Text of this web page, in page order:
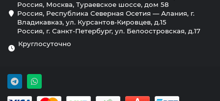
Россия, Москва, Тураевское шоссе, дом 58
Россия, Республика Северная Осетия — Алания, г.
Владикавказ, ул. Курсантов-Кировцев, д.15
Россия, г. Санкт-Петербург, ул. Белоостровская, д.17
Круглосуточно